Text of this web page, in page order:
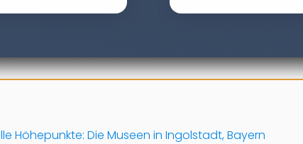
Höhepunkte: Die Museen in Ingolstadt, Bayern